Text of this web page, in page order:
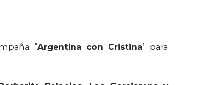
“Argentina con Cristina” para